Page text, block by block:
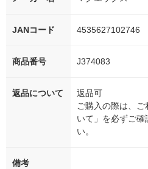
JANコード 4535627102746
商品番号 J374083
返品について
返品可
ご購入の際は、
いて」を必ずご確
い。
備考